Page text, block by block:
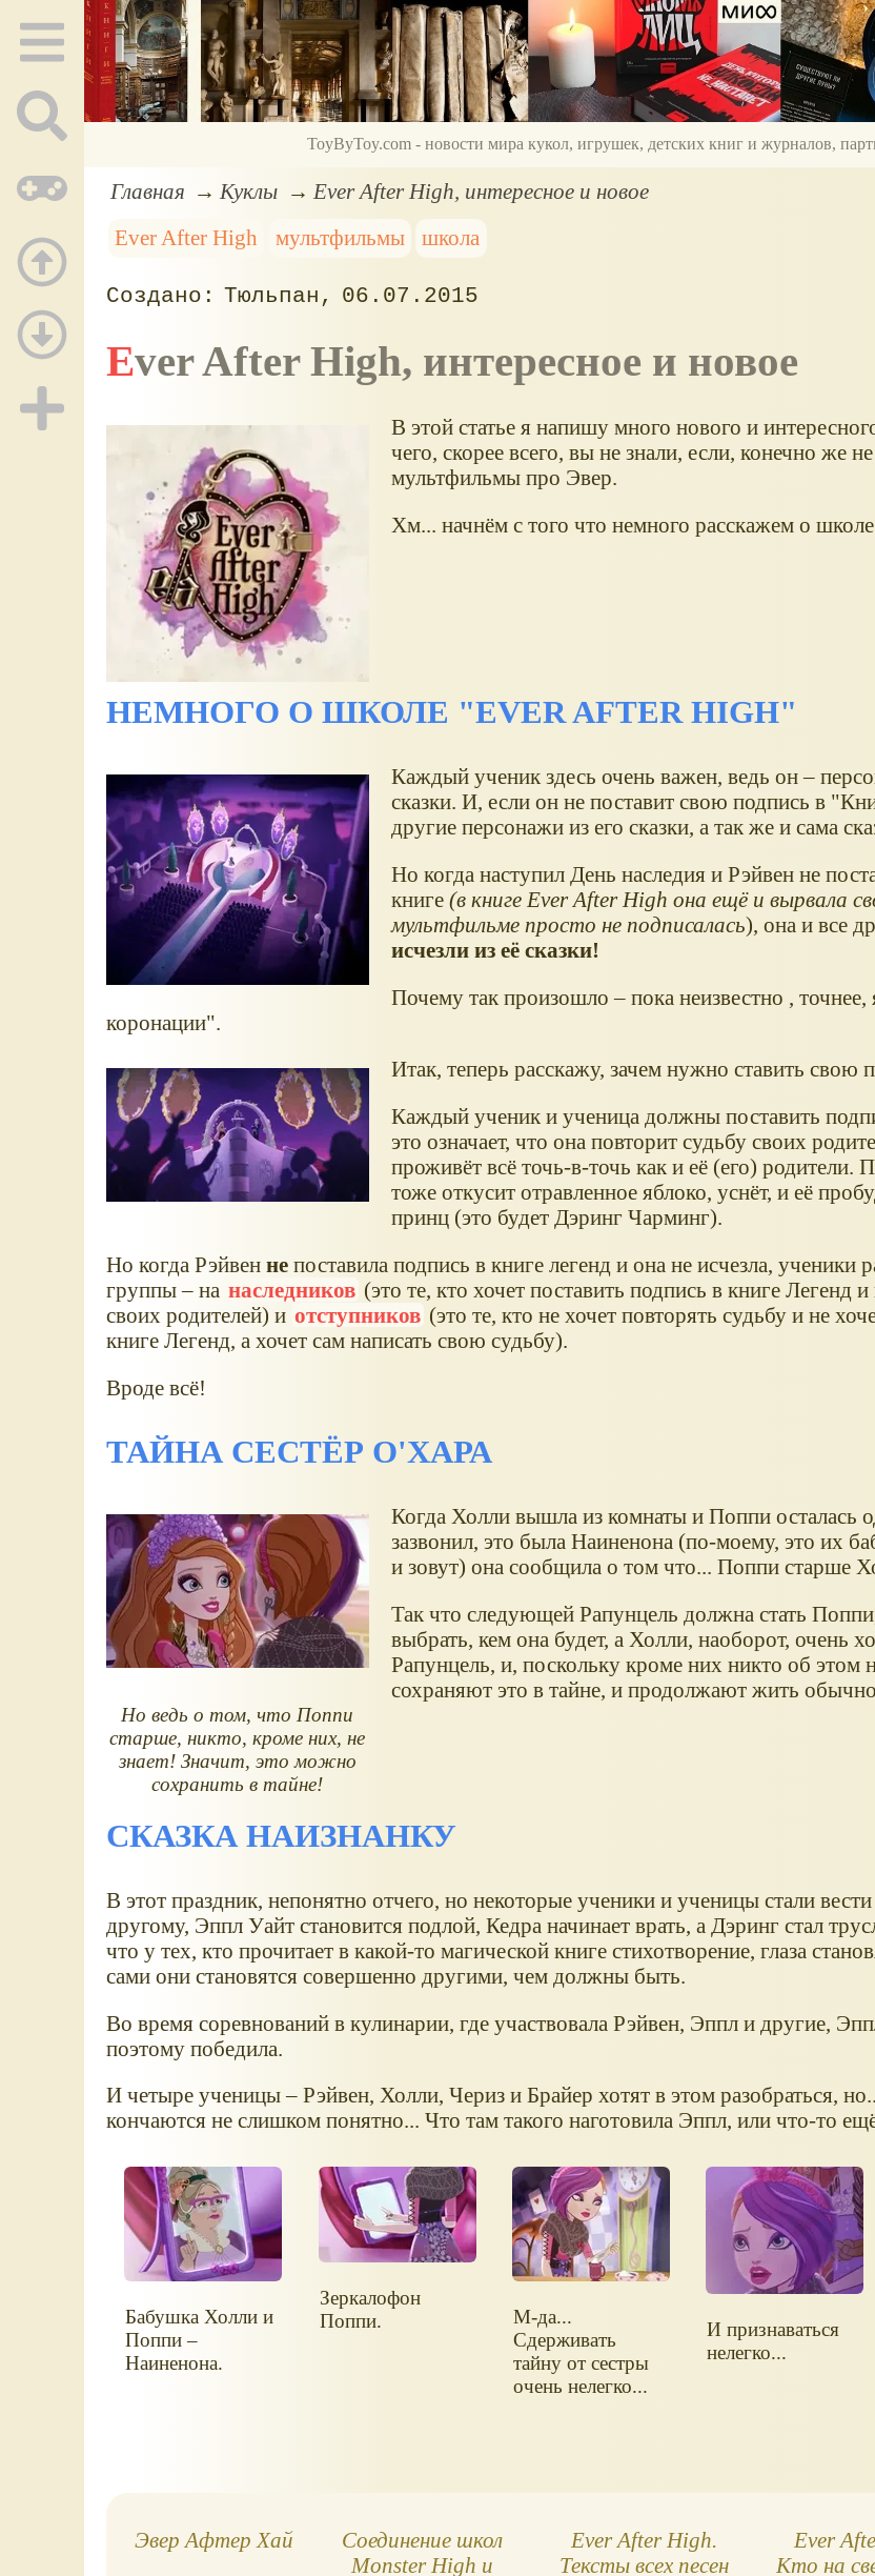
ToyByToy.com - новости мира кукол, игрушек, детских книг и журналов,
Главная Куклы
Ever After High, интересное и новое
Ever After High
мультфильмы школа
Тюльпан 06.07.2015
Ever After High, интересное и новое
В этой статье я напишу много нового и
чего, скорее всего, вы не знали, если, конечно же
мультфильмы про Эвер.
Хм... начнём с того что немного расскажем о
НЕМНОГО О ШКОЛЕ "EVER AFTER HIGH"
Каждый ученик здесь очень важен, ведь он –
сказки. И, если он не поставит свою подпись в
другие персонажи из его сказки, а так же и сама
Но когда наступил День наследия и Рэйвен не
книге (в книге Ever After High она ещё и вырвала
мультфильме просто не подписалась), она и все
исчезли из её сказки!
Почему так произошло – пока неизвестно , точнее,
коронации".
Итак, теперь расскажу, зачем нужно ставить свою
Каждый ученик и ученица должны поставить
это означает, что она повторит судьбу своих
проживёт всё точь-в-точь как и её (его) родители.
тоже откусит отравленное яблоко, уснёт, и её
принц (это будет Дэринг Чарминг).
Но когда Рэйвен непоставила подпись в книге легенд и она не исчезла, ученики
группы – на наследников (это те, кто хочет поставить подпись в книге Легенд
своих родителей) и отступников (это те, кто не хочет повторять судьбу и не
книге Легенд, а хочет сам написать свою судьбу).
Вроде всё!
ТАЙНА СЕСТЁР О'ХАРА
Но ведь о том, что Поппи
старше, никто, кроме них, не
знает! Значит, это можно
сохранить в тайне!
Когда Холли вышла из комнаты и Поппи осталась
зазвонил, это была Наиненона (по-моему, это их
и зовут) она сообщила о том что... Поппи старше
Так что следующей Рапунцель должна стать
выбрать, кем она будет, а Холли, наоборот, очень
Рапунцель, и, поскольку кроме них никто об этом
сохраняют это в тайне, и продолжают жить
СКАЗКА НАИЗНАНКУ
В этот праздник, непонятно отчего, но некоторые ученики и ученицы стали
другому, Эппл Уайт становится подлой, Кедра начинает врать, а Дэринг стал
что у тех, кто прочитает в какой-то магической книге стихотворение, глаза
сами они становятся совершенно другими, чем должны быть.
Во время соревнований в кулинарии, где участвовала Рэйвен, Эппл и другие,
поэтому победила.
И четыре ученицы – Рэйвен, Холли, Чериз и Брайер хотят в этом разобраться,
кончаются не слишком понятно... Что там такого наготовила Эппл, или что-то
Бабушка Холли и
Поппи –
Наиненона.
Зеркалофон
Поппи.
М-да...
Сдерживать
тайну от сестры
очень нелегко...
И признаваться
нелегко...
Эвер Афтер Хай
Соединение школ
Monster High и
Ever After High.
Тексты всех песен
Ever
Кто на